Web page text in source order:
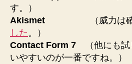
す。）
Akismet （威力は確か
した 。）
Contact Form 7 （他にも試
いやすいのが一番ですね。）